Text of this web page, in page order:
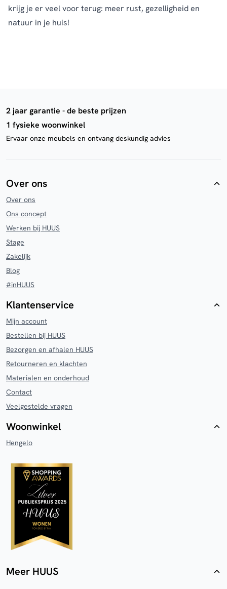
krijg je er veel voor terug: meer rust, gezelligheid en
natuur in je huis!
2 jaar garantie - de beste prijzen
1 fysieke woonwinkel
Ervaar onze meubels en ontvang deskundig advies
Over ons
Over ons
Ons concept
Werken bij HUUS
Stage
Zakelijk
Blog
#inHUUS
Klantenservice
Mijn account
Bestellen bij HUUS
Bezorgen en afhalen HUUS
Retourneren en klachten
Materialen en onderhoud
Contact
Veelgestelde vragen
Woonwinkel
Hengelo
Meer HUUS